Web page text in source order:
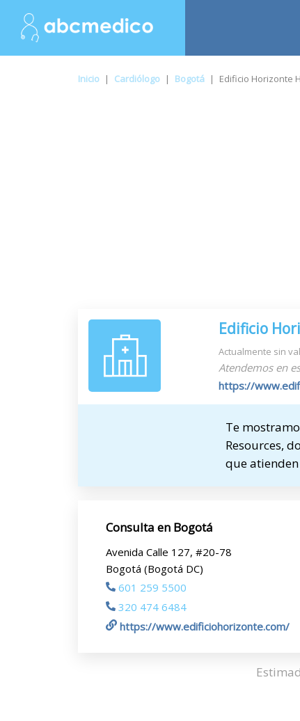
Inicio | Cardiólogo | Bogotá | Edificio Horizonte
Edificio
Actualmente sin
Atendemos en
https://
Te
Resources,
que
Consulta en Bogotá
Avenida Calle 127, #20-78
Bogotá (Bogotá DC)
601 259 5500
320 474 6484
https://www.edificiohorizonte.com/